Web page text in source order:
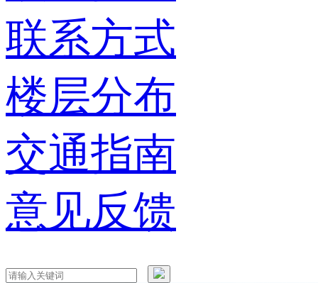
联系方式
楼层分布
交通指南
意见反馈